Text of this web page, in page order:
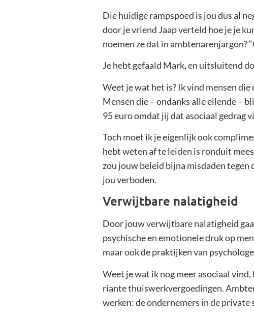
Die huidige rampspoed is jou dus al
door je vriend Jaap verteld hoe je je
noemen ze dat in ambtenarenjargon?
Je hebt gefaald Mark, en uitsluitend
Weet je wat het is? Ik vind mensen
Mensen die – ondanks alle ellende –
95 euro omdat jij dat asociaal gedrag
Toch moet ik je eigenlijk ook
hebt weten af te leiden is ronduit
zou jouw beleid bijna misdaden tegen
jou verboden.
Verwijtbare nalatigheid
Door jouw verwijtbare nalatigheid
psychische en emotionele druk op
maar ook de praktijken van
Weet je wat ik nog meer asociaal
riante thuiswerkvergoedingen.
werken: de ondernemers in de private